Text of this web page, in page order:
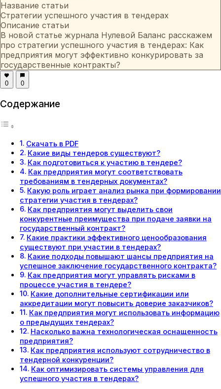
Название статьи
Стратегии успешного участия в тендерах
Описание статьи
В новой статье журнала Нулевой Баланс расскажем
про стратегии успешного участия в тендерах: Как
предприятия могут эффективно конкурировать за
государственные контракты?
0 0
Содержание
Скачать в PDF
Какие виды тендеров существуют?
Как подготовиться к участию в тендере?
Как предприятия могут соответствовать
требованиям в тендерных документах?
Какую роль играет анализ рынка при формировании
стратегии участия в тендерах?
Как предприятия могут выделить свои
конкурентные преимущества при подаче заявки на
государственный контракт?
Какие практики эффективного ценообразования
существуют при участии в тендерах?
Какие подходы повышают шансы предприятия на
успешное заключение государственного контракта?
Как предприятия могут управлять рисками в
процессе участия в тендере?
Какие дополнительные сертификации или
аккредитации могут повысить доверие заказчиков?
Как предприятия могут использовать информацию
о предыдущих тендерах?
Насколько важна технологическая оснащенность
предприятия?
Как предприятия используют сотрудничество в
тендерной конкуренции?
Как оптимизировать системы управления для
успешного участия в тендерах?